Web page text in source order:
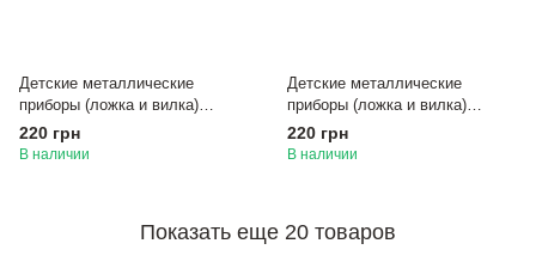
Детские металлические
приборы (ложка и вилка)
«Мишка» с силиконовой
ручкой. Коллекция «Первый
220 грн
В наличии
Детские металлические
приборы (ложка и вилка)
«Мишка» с силиконовой
ручкой. Коллекция «Первый
220 грн
В наличии
Показать еще 20 товаров